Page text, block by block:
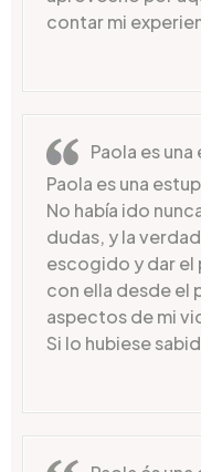
contar mi
Paola es
Paola es una
No había ido
dudas, y la
escogido y dar el
con ella desde el
aspectos de mi
Si lo hubiese